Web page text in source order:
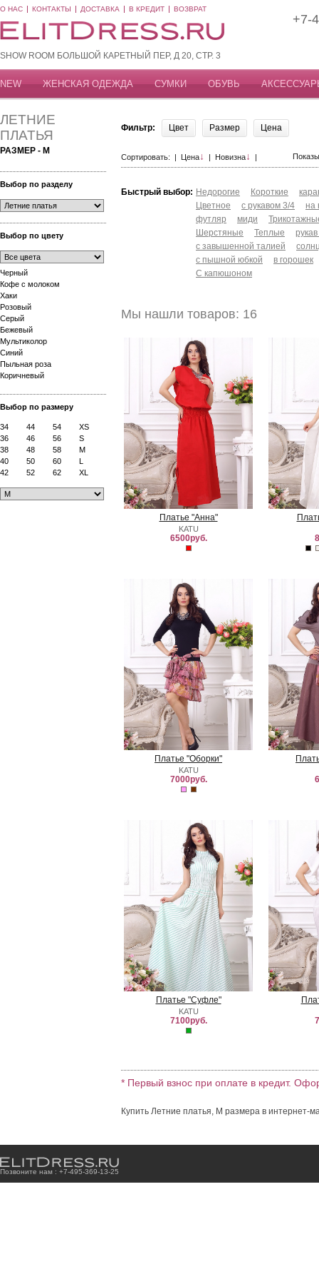
О НАС КОНТАКТЫ ДОСТАВКА В КРЕДИТ ВОЗВРАТ
SHOW ROOM БОЛЬШОЙ КАРЕТНЫЙ ПЕР, Д 20, СТР. 3
+7-
NEW ЖЕНСКАЯ ОДЕЖДА СУМКИ ОБУВЬ
ЛЕТНИЕ
ПЛАТЬЯ
РАЗМЕР - M
Выбор по разделу
Выбор по цвету
Черный
Кофе с молоком
Хаки
Розовый
Серый
Бежевый
Мультиколор
Синий
Пыльная роза
Коричневый
Выбор по размеру
34 44 54
XS
36
46 56
S
38
48 58
M
40
50 60
L
42
52 62 XL
Фильтр: Цвет Размер Цена
Сортировать: | Цена↓ | Новизна↓ |
Быстрый выбор: Недорогие Короткие
Цветное
с рукавом 3/4
на
футляр
миди
Шерстяные
Теплые
с завышенной талией
с пышной юбкой
в горошек
С капюшоном
Мы нашли товаров: 16
Платье "Анна"
KATU
6500руб.
Платье "Оборки"
KATU
7000руб.
Платье "Суфле"
KATU
7100руб.
* Первый взнос при оплате в кредит.
Купить Летние платья, M размера в интернет-
Позвоните нам : +7-495-369-13-25